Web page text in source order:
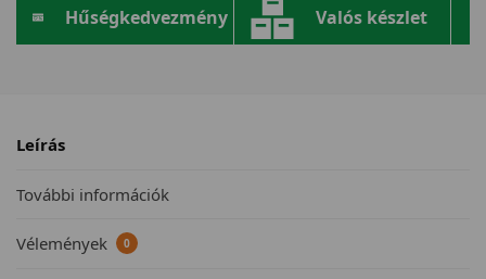
Hűségkedvezmény Valós készlet
Leírás
További információk
Vélemények 0